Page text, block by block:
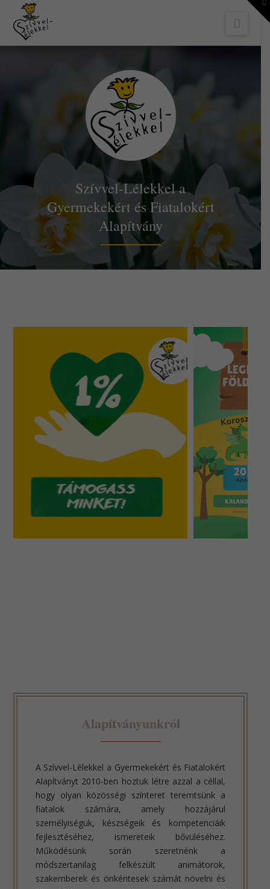
Szívvel-Lélekkel a
Gyermekekért és Fiatalokért
Alapítvány
Alapítványunkról
A Szívvel-Lélekkel a Gyermekekért és Fiatalokért
Alapítványt 2010-ben hoztuk létre azzal a céllal,
hogy olyan közösségi színteret teremtsünk a
fiatalok számára, amely hozzájárul
személyiségük, készségeik és kompetenciáik
fejlesztéséhez, ismereteik bővüléséhez.
Működésünk során szeretnénk a
módszertanilag felkészült animátorok,
szakemberek és önkéntesek számát növelni és